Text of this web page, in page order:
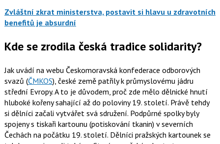
Zvláštní zkrat ministerstva, postavit si hlavu u zdravotních
benefitů je absurdní
Kde se zrodila česká tradice solidarity?
Jak uvádí na webu Českomoravská konfederace odborových
svazů (ČMKOS), české země patřily k průmyslovému jádru
střední Evropy. A to je důvodem, proč zde mělo dělnické hnutí
hluboké kořeny sahající až do poloviny 19. století. Právě tehdy
si dělníci začali vytvářet svá sdružení. Podpůrné spolky byly
spojeny s tiskaři kartounu (potiskování tkanin) v severních
Čechách na počátku 19. století. Dělníci pražských kartounek se